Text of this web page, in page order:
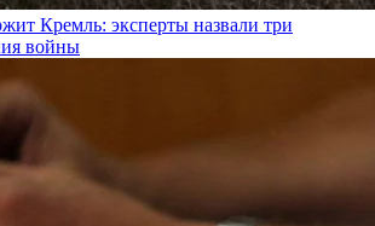
Кремль: эксперты назвали три
войны